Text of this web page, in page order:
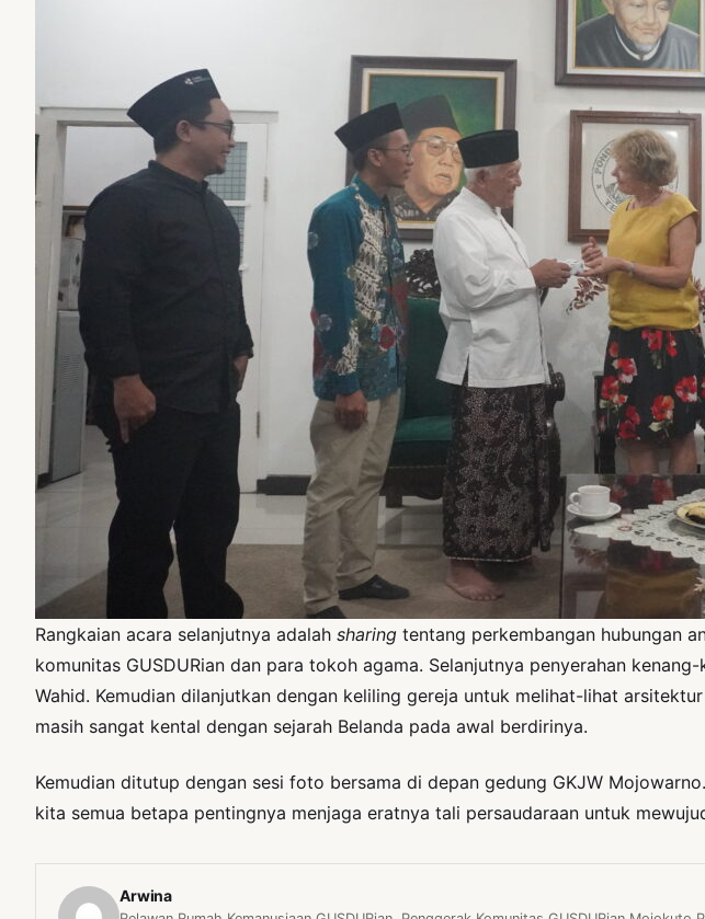
Rangkaian acara selanjutnya adalah sharing tentang perkembangan hubungan
komunitas GUSDURian dan para tokoh agama. Selanjutnya penyerahan
Wahid. Kemudian dilanjutkan dengan keliling gereja untuk melihat-lihat
masih sangat kental dengan sejarah Belanda pada awal berdirinya.
Kemudian ditutup dengan sesi foto bersama di depan gedung GKJW
kita semua betapa pentingnya menjaga eratnya tali persaudaraan untuk
Arwina